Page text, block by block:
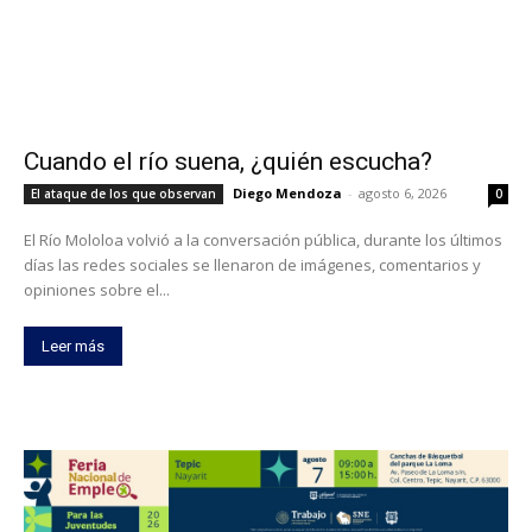
Cuando el río suena, ¿quién escucha?
El ataque de los que observan Diego Mendoza - agosto 6, 2026 0
El Río Mololoa volvió a la conversación pública, durante los últimos
días las redes sociales se llenaron de imágenes, comentarios y
opiniones sobre el...
Leer más